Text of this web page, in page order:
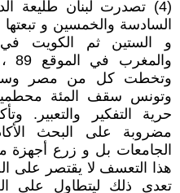
(4) تصدرت لبنان طليعة
السادسة والخمسين و
و الستين ثم الكويت في
وتخطت كل من مصر
وتونس سقف المئة
حرية التفكير والتعبير.
مضروبة على البحث
الجامعات بل و زرع أجهزة
هذا التعسف لا يقتصر على
تعدى ذلك ليتطاول على